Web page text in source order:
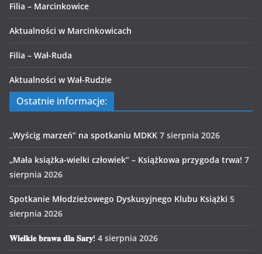
Filia – Marcinkowice
Aktualności w Marcinkowicach
Filia – Wał-Ruda
Aktualności w Wał-Rudzie
Ostatnie informacje:
„Wyścig marzeń” na spotkaniu MDKK 7 sierpnia 2026
„Mała książka-wielki człowiek” – Książkowa przygoda trwa! 7
sierpnia 2026
Spotkanie Młodzieżowego Dyskusyjnego Klubu Książki 5
sierpnia 2026
𝐖𝐢𝐞𝐥𝐤𝐢𝐞 𝐛𝐫𝐚𝐰𝐚 𝐝𝐥𝐚 𝐒𝐚𝐫𝐲! 4 sierpnia 2026